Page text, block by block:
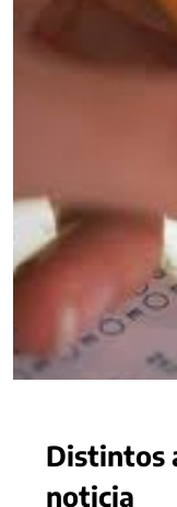
Distintos
noticia